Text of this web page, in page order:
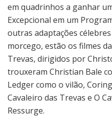
em quadrinhos a ganhar
Excepcional em um
outras adaptações
morcego, estão os filmes
Trevas, dirigidos por
trouxeram Christian Bale
Ledger como o vilão,
Cavaleiro das Trevas e O
Ressurge.